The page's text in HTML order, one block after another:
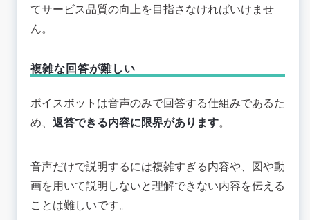
てサービス品質の向上を目指さなければいけませ
ん。
複雑な回答が難しい
ボイスボットは音声のみで回答する仕組みであるた
め、 返答できる内容に限界があります。
音声だけで説明するには複雑すぎる内容や、図や動
画を用いて説明しないと理解できない内容を伝える
ことは難しいです。